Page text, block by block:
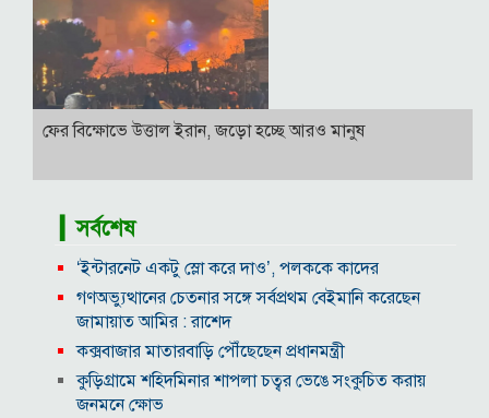
ফের বিক্ষোভে উত্তাল ইরান, জড়ো হচ্ছে আরও মানুষ
▎সর্বশেষ
‘ইন্টারনেট একটু স্লো করে দাও’, পলককে কাদের
গণঅভ্যুত্থানের চেতনার সঙ্গে সর্বপ্রথম বেইমানি করেছেন
জামায়াত আমির : রাশেদ
কক্সবাজার মাতারবাড়ি পৌঁছেছেন প্রধানমন্ত্রী
কুড়িগ্রামে শহিদমিনার শাপলা চত্বর ভেঙে সংকুচিত করায়
জনমনে ক্ষোভ